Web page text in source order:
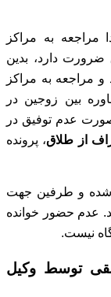
مراجعه به مراکز
ضرورت دارد، بدین
و مراجعه به مراکز
بین زوجین در
عدم توفیق در
از طلاق، پرونده
شده و طرفین جهت
عدم حضور خوانده
نیست.
توسط وکیل